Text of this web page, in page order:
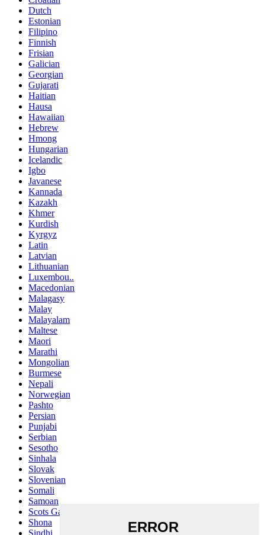
Dutch
Estonian
Filipino
Finnish
Frisian
Galician
Georgian
Gujarati
Haitian
Hausa
Hawaiian
Hebrew
Hmong
Hungarian
Icelandic
Igbo
Javanese
Kannada
Kazakh
Khmer
Kurdish
Kyrgyz
Latin
Latvian
Lithuanian
Luxembou..
Macedonian
Malagasy
Malay
Malayalam
Maltese
Maori
Marathi
Mongolian
Burmese
Nepali
Norwegian
Pashto
Persian
Punjabi
Serbian
Sesotho
Sinhala
Slovak
Slovenian
Somali
Samoan
Scots Gaelic
Shona